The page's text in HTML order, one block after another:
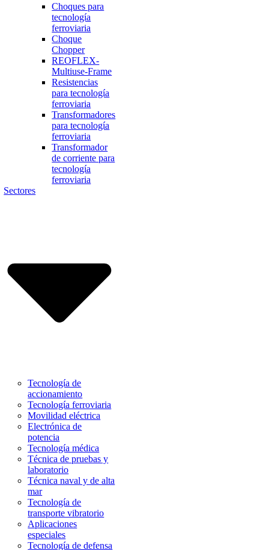
Choques para
tecnología
ferroviaria
Choque
Chopper
REOFLEX-
Multiuse-Frame
Resistencias
para tecnología
ferroviaria
Transformadores
para tecnología
ferroviaria
Transformador
de corriente para
tecnología
ferroviaria
Sectores
Tecnología de
accionamiento
Tecnología ferroviaria
Movilidad eléctrica
Electrónica de
potencia
Tecnología médica
Técnica de pruebas y
laboratorio
Técnica naval y de alta
mar
Tecnología de
transporte vibratorio
Aplicaciones
especiales
Tecnología de defensa